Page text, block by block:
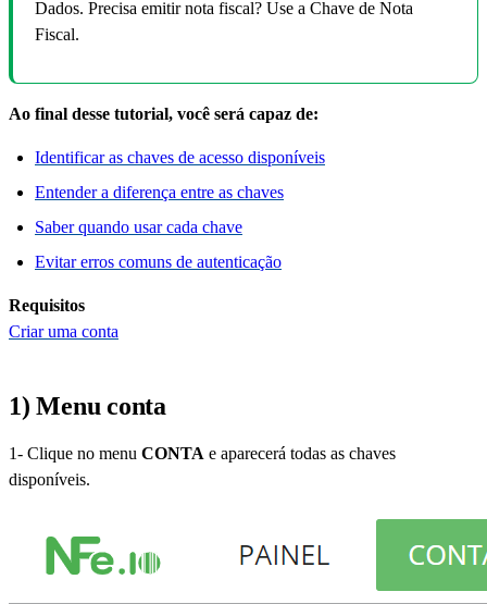
Dados. Precisa emitir nota fiscal? Use a Chave de Nota
Fiscal.
Ao final desse tutorial, você será capaz de:
Identificar as chaves de acesso disponíveis
Entender a diferença entre as chaves
Saber quando usar cada chave
Evitar erros comuns de autenticação
Requisitos
Criar uma conta
1) Menu conta
1- Clique no menu CONTA e aparecerá todas as chaves
disponíveis.